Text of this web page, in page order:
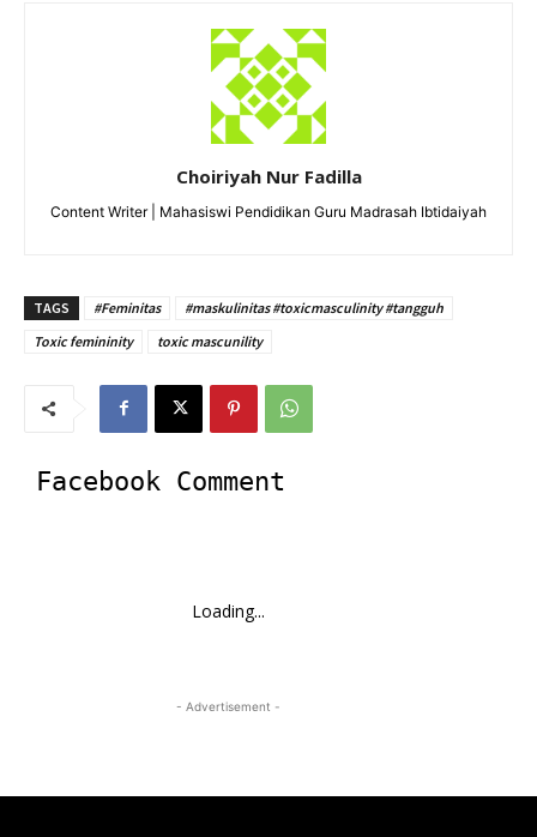
Choiriyah Nur Fadilla
Content Writer | Mahasiswi Pendidikan Guru Madrasah Ibtidaiyah
TAGS #Feminitas
#maskulinitas #toxicmasculinity #tangguh
Toxic femininity
toxic mascunility
Facebook Comment
Loading...
- Advertisement -